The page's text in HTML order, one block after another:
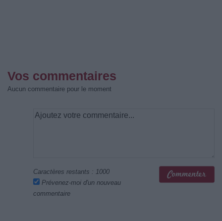
Vos commentaires
Aucun commentaire pour le moment
Caractères restants : 1000
Prévenez-moi d'un nouveau
commentaire